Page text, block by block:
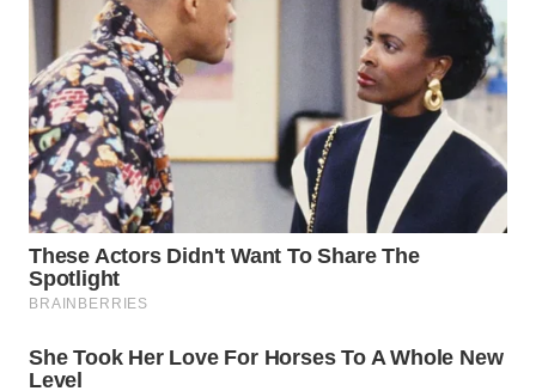
SUMEDANG
WN
CIANJUR
WN
KEPULAUAN
SERIBU
WN
TANGERANG
WN